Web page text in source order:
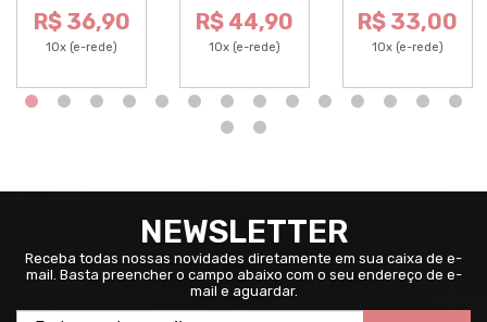
R$ 36,90
10x (e-rede)
R$ 44,90
10x (e-rede)
R$ 33,00
10x (e-rede)
NEWSLETTER
Receba todas nossas novidades diretamente em sua caixa de e-
mail. Basta preencher o campo abaixo com o seu endereço de e-
mail e aguardar.